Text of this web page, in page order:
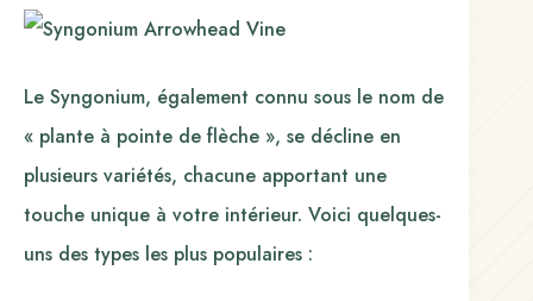
Le Syngonium, également connu sous le nom de
« plante à pointe de flèche », se décline en
plusieurs variétés, chacune apportant une
touche unique à votre intérieur. Voici quelques-
uns des types les plus populaires :